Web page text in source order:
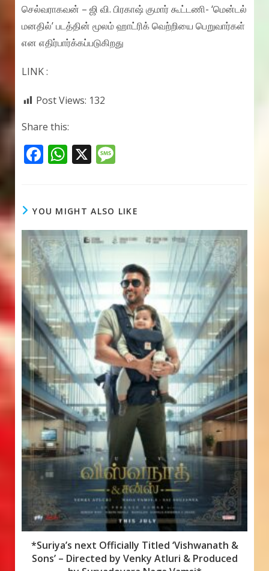
செல்வராகவன் – ஜி வி. பிரகாஷ் குமார் கூட்டணி- ‘மென்டல்
மனதில்’ படத்தின் மூலம் ஹாட்ரிக் வெற்றியை பெறுவார்கள்
என எதிர்பார்க்கப்படுகிறது
LINK :
Post Views: 132
Share this:
F
b
o
o
k
W
s
A
p
p
X M
a
g
e
YOU MIGHT ALSO LIKE
*Suriya’s next Officially Titled ‘Vishwanath &
Sons’ – Directed by Venky Atluri & Produced